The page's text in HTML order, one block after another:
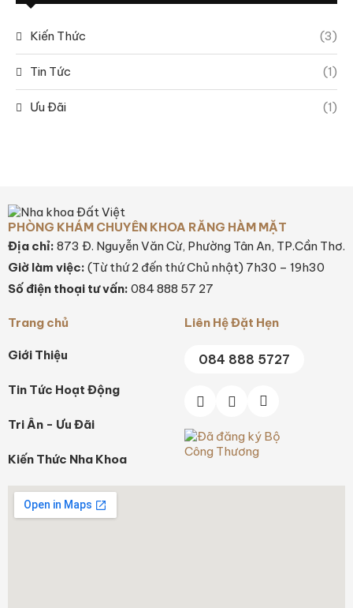
Kiến Thức (3)
Tin Tức (1)
Ưu Đãi (1)
PHÒNG KHÁM CHUYÊN KHOA RĂNG HÀM MẶT
Địa chỉ: 873 Đ. Nguyễn Văn Cừ, Phường Tân An, TP.Cần Thơ.
Giờ làm việc: (Từ thứ 2 đến thứ Chủ nhật) 7h30 – 19h30
Số điện thoại tư vấn: 084 888 57 27
Trang chủ
Giới Thiệu
Tin Tức Hoạt Động
Tri Ân - Ưu Đãi
Kiến Thức Nha Khoa
Liên Hệ Đặt Hẹn
084 888 5727